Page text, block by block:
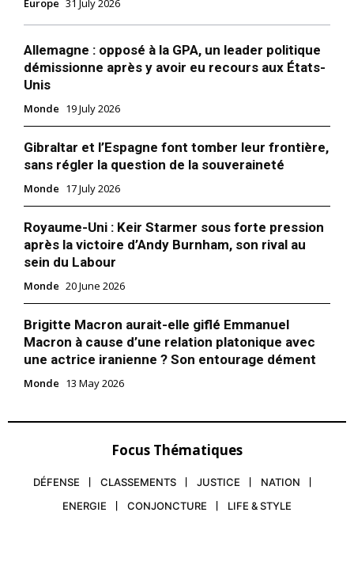
Europe 31 July 2026
Allemagne : opposé à la GPA, un leader politique
démissionne après y avoir eu recours aux États-
Unis
Monde 19 July 2026
Gibraltar et l’Espagne font tomber leur frontière,
sans régler la question de la souveraineté
Monde 17 July 2026
Royaume-Uni : Keir Starmer sous forte pression
après la victoire d’Andy Burnham, son rival au
sein du Labour
Monde 20 June 2026
Brigitte Macron aurait-elle giflé Emmanuel
Macron à cause d’une relation platonique avec
une actrice iranienne ? Son entourage dément
Monde 13 May 2026
Focus Thématiques
DÉFENSE CLASSEMENTS JUSTICE
NATION
ENERGIE
CONJONCTURE LIFE & STYLE